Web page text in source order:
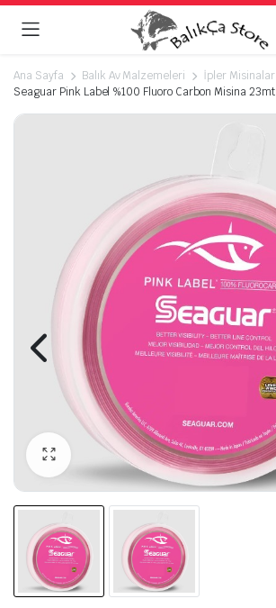
Ana Sayfa Balık Av Malzemeleri
İpler Misinalar
Seaguar Pink Label %100 Fluoro Carbon Misina 23mt